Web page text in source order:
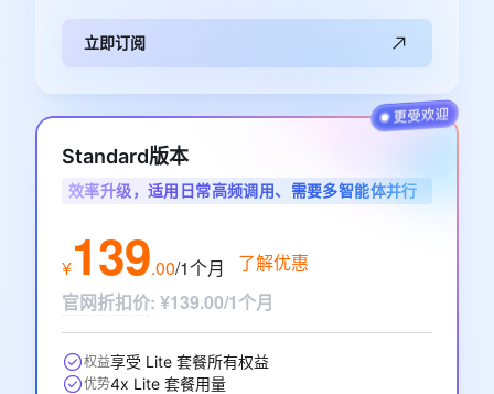
立即订阅
Standard版本
效率升级，适用日常高频调用、需要多智能体并行
¥139.00/1个月
了解优惠
官网折扣价: ¥139.00/1个月
权益享受 Lite 套餐所有权益
优势4x Lite 套餐用量